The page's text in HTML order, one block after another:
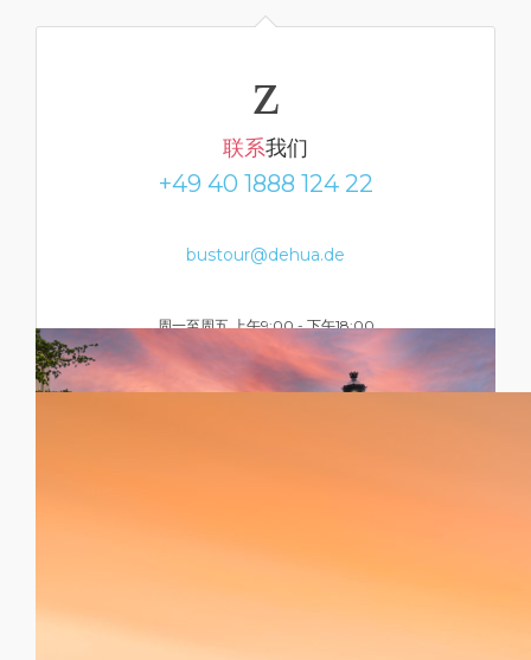
联系我们
+49 40 1888 124 22
bustour@dehua.de
周一至周五 上午9:00 - 下午18:00